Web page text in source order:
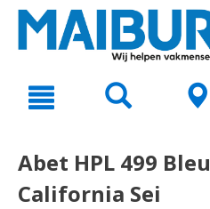
text.skipToNavigation
Abet HPL 499 Bleu
California Sei